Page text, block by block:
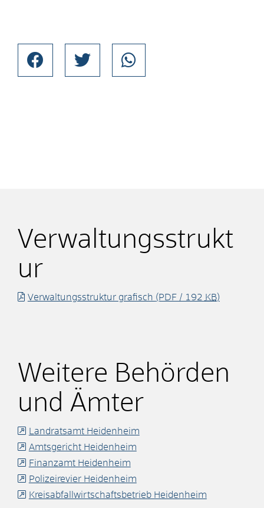
Verwaltungsstrukt
ur
Verwaltungsstruktur grafisch (PDF / 192 KB)
Weitere Behörden
und Ämter
Landratsamt Heidenheim
Amtsgericht Heidenheim
Finanzamt Heidenheim
Polizeirevier Heidenheim
Kreisabfallwirtschaftsbetrieb Heidenheim